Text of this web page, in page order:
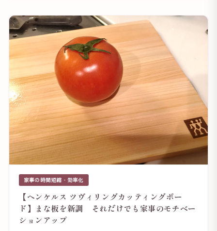
家事の時間短縮・効率化
【ヘンケルス ツヴィリングカッティングボー
ド】まな板を新調 それだけでも家事のモチベー
ションアップ